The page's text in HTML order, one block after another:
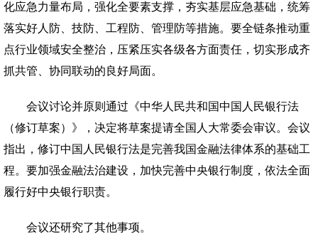
化应急力量布局，强化全要素支撑，夯实基层应急基础，统筹
落实好人防、技防、工程防、管理防等措施。要全链条推动重
点行业领域安全整治，压紧压实各级各方面责任，切实形成齐
抓共管、协同联动的良好局面。
会议讨论并原则通过《中华人民共和国中国人民银行法
（修订草案）》，决定将草案提请全国人大常委会审议。会议
指出，修订中国人民银行法是完善我国金融法律体系的基础工
程。要加强金融法治建设，加快完善中央银行制度，依法全面
履行好中央银行职责。
会议还研究了其他事项。